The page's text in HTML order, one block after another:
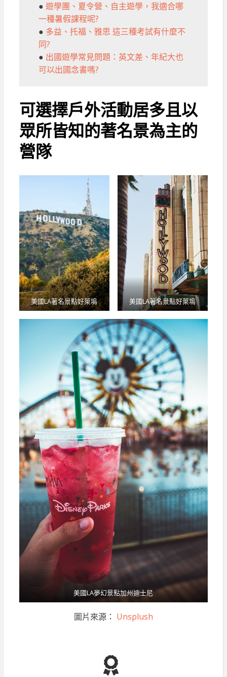
● 遊學團、夏令營、自主遊學，我適合哪
一種暑假課程呢?
● 多益、托福、雅思 這三種考試有什麼不
同?
● 出國遊學常見問題：英文差、年紀大也
可以出國念書嗎?
可選擇戶外活動居多且以
眾所皆知的著名景為主的
營隊
美國LA著名景點好萊塢 美國LA著名景點好萊塢
美國LA夢幻景點加州迪士尼
圖片來源： Unsplush